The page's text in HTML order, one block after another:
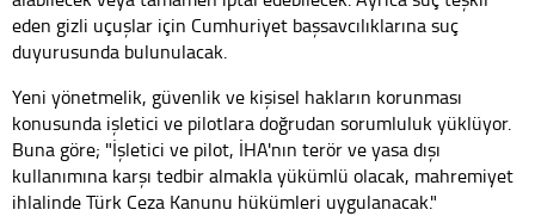
eden gizli uçuşlar için Cumhuriyet başsavcılıklarına suç
duyurusunda bulunulacak.
Yeni yönetmelik, güvenlik ve kişisel hakların korunması
konusunda işletici ve pilotlara doğrudan sorumluluk yüklüyor.
Buna göre; "İşletici ve pilot, İHA'nın terör ve yasa dışı
kullanımına karşı tedbir almakla yükümlü olacak, mahremiyet
ihlalinde Türk Ceza Kanunu hükümleri uygulanacak."